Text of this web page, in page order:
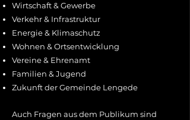
Wirtschaft & Gewerbe
Verkehr & Infrastruktur
Energie & Klimaschutz
Wohnen & Ortsentwicklung
Vereine & Ehrenamt
Familien & Jugend
Zukunft der Gemeinde Lengede
Auch Fragen aus dem Publikum sind